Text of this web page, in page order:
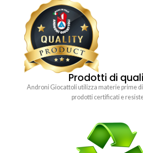
Prodotti di
Androni Giocattoli utilizza materie prime
prodotti certificati e